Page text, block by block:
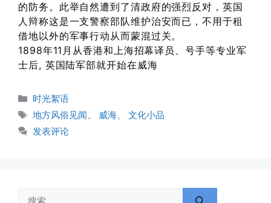
的防务。此举自然遭到了清政府的强烈反对，英国
人辩称这是一支警察部队维护治安而已，不用于租
借地以外的军事行动从而蒙混过关。
1898年11月从香港和上海招幕译员、号手等专业军
士后, 英国陆军部就开始在威海
分
类
时光絮语
标
签
地方风俗见闻、 威海、 文化小品
发表评论